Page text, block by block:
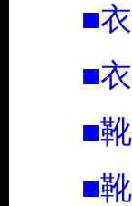
■
■
■
■